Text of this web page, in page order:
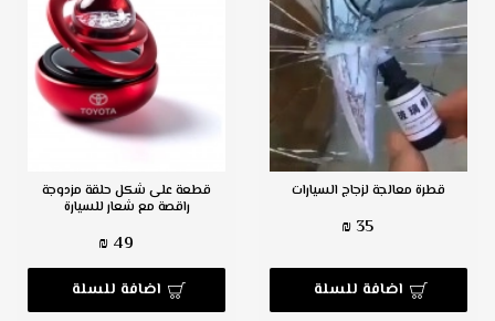
قطرة معالجة لزجاج السيارات
35 ₪
اضافة للسلة
قطعة على شكل حلقة مزدوجة
راقصة مع شعار للسيارة
49 ₪
اضافة للسلة